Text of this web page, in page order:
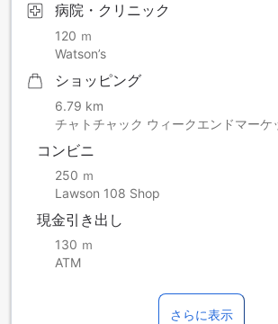
病院・クリニック
120 ｍ
Watson’s
ショッピング
6.79 km
チャトチャック ウィークエンドマーケ
コンビニ
250 ｍ
Lawson 108 Shop
現金引き出し
130 ｍ
ATM
さらに表示